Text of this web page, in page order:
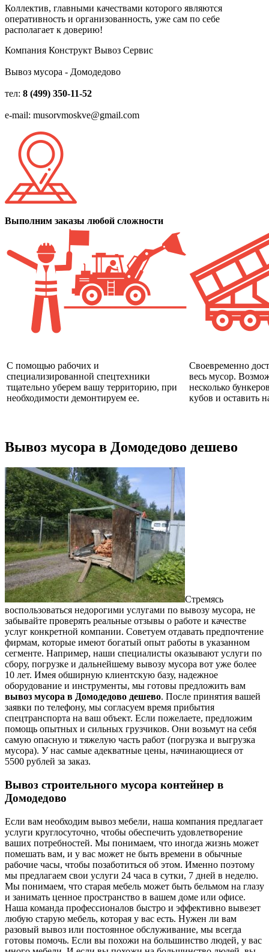
Коллектив, главными качествами которого являются
оперативность и организованность, уже сам по себе
располагает к доверию!
Компания Конструкт Вывоз Сервис
Вывоз мусора - Домодедово
тел: 8 (499) 350-11-52
e-mail: musorvmoskve@gmail.com
Выполним заказы любой сложности
С помощью рабочих и
специализированной спецтехники
тщательно уберем вашу территорию, при
необходимости демонтируем ее.
Своевременно
весь мусор.
несколько
кубов и оставить
Вывоз мусора в Домодедово дешево
Стремясь
воспользоваться недорогими услугами по вывозу мусора, не
забывайте проверять реальные отзывы о работе и качестве
услуг конкретной компании. Советуем отдавать предпочтение
фирмам, которые имеют богатый опыт работы в указанном
сегменте. Например, наши специалисты оказывают услуги по
сбору, погрузке и дальнейшему вывозу мусора вот уже более
10 лет. Имея обширную клиентскую базу, надежное
оборудование и инструменты, мы готовы предложить вам
вывоз мусора в Домодедово дешево. После принятия вашей
заявки по телефону, мы согласуем время прибытия
спецтранспорта на ваш объект. Если пожелаете, предложим
помощь опытных и сильных грузчиков. Они возьмут на себя
самую опасную и тяжелую часть работ (погрузка и выгрузка
мусора). У нас самые адекватные цены, начинающиеся от
5500 рублей за заказ.
Вывоз строительного мусора контейнер в
Домодедово
Если вам необходим вывоз мебели, наша компания предлагает
услуги круглосуточно, чтобы обеспечить удовлетворение
ваших потребностей. Мы понимаем, что иногда жизнь может
помешать вам, и у вас может не быть времени в обычные
рабочие часы, чтобы позаботиться об этом. Именно поэтому
мы предлагаем свои услуги 24 часа в сутки, 7 дней в неделю.
Мы понимаем, что старая мебель может быть бельмом на глазу
и занимать ценное пространство в вашем доме или офисе.
Наша команда профессионалов быстро и эффективно вывезет
любую старую мебель, которая у вас есть. Нужен ли вам
разовый вывоз или постоянное обслуживание, мы всегда
готовы помочь. Если вы похожи на большинство людей, у вас